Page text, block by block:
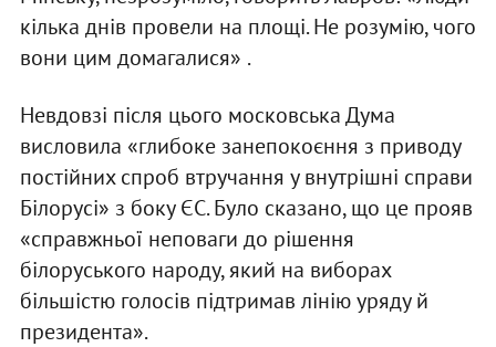
кілька днів провели на площі. Не розумію, чого
вони цим домагалися» .
Невдовзі після цього московська Дума
висловила «глибоке занепокоєння з приводу
постійних спроб втручання у внутрішні справи
Білорусі» з боку ЄС. Було сказано, що це прояв
«справжньої неповаги до рішення
білоруського народу, який на виборах
більшістю голосів підтримав лінію уряду й
президента».